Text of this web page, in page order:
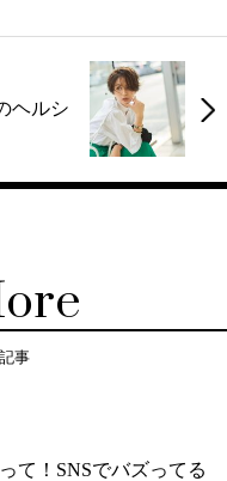
ヘルシ
事
て！SNSでバズってる